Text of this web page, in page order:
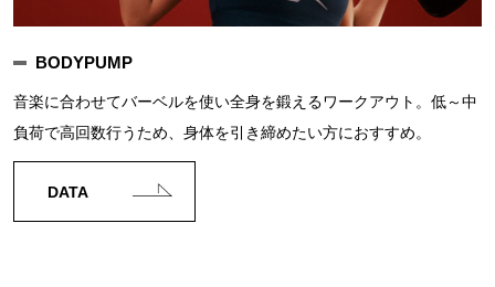
BODYPUMP
音楽に合わせてバーベルを使い全身を鍛えるワークアウト。低～中
負荷で高回数行うため、身体を引き締めたい方におすすめ。
DATA